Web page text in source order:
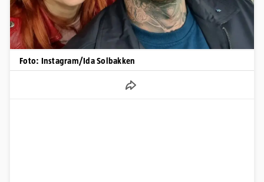
Foto: Instagram/Ida Solbakken